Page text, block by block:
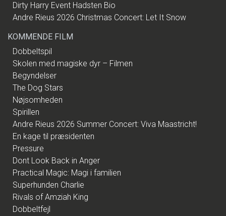
Dirty Harry Event Hadsten Bio
Andre Rieus 2026 Christmas Concert: Let It Snow
KOMMENDE FILM
Dobbeltspil
Skolen med magiske dyr – Filmen
Begyndelser
The Dog Stars
Nøjsomheden
Spirillen
Andre Rieus 2026 Summer Concert: Viva Maastricht!
En kage til præsidenten
Pressure
Dont Look Back in Anger
Practical Magic: Magi i familien
Superhunden Charlie
Rivals of Amziah King
Dobbeltfejl